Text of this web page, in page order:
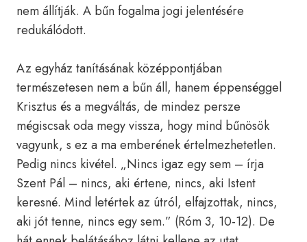
nem állítják. A bűn fogalma jogi jelentésére
redukálódott.
Az egyház tanításának középpontjában
természetesen nem a bűn áll, hanem éppenséggel
Krisztus és a megváltás, de mindez persze
mégiscsak oda megy vissza, hogy mind bűnösök
vagyunk, s ez a ma emberének értelmezhetetlen.
Pedig nincs kivétel. „Nincs igaz egy sem – írja
Szent Pál – nincs, aki értene, nincs, aki Istent
keresné. Mind letértek az útról, elfajzottak, nincs,
aki jót tenne, nincs egy sem.” (Róm 3, 10-12). De